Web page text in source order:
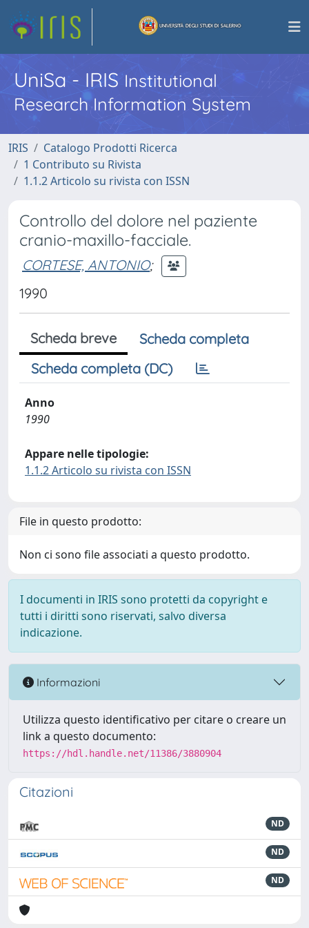
UniSa - IRISInstitutional
Research Information System
IRIS
Catalogo Prodotti Ricerca
1 Contributo su Rivista
1.1.2 Articolo su rivista con ISSN
Controllo del dolore nel paziente
cranio-maxillo-facciale.
CORTESE, ANTONIO;
1990
Scheda breve
Scheda completa
Scheda completa (DC)
Anno
1990
Appare nelle tipologie:
1.1.2 Articolo su rivista con ISSN
File in questo prodotto:
Non ci sono file associati a questo prodotto.
I documenti in IRIS sono protetti da copyright e
tutti i diritti sono riservati, salvo diversa
indicazione.
Informazioni
Utilizza questo identificativo per citare o creare un
link a questo documento:
https://hdl.handle.net/11386/3880904
Citazioni
ND
ND
ND